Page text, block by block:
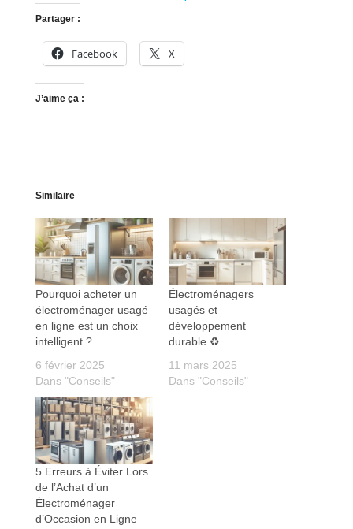
Partager :
Facebook X
J’aime ça :
Similaire
Pourquoi acheter un
électroménager usagé
en ligne est un choix
intelligent ?
6 février 2025
Dans "Conseils"
Électroménagers
usagés et
développement
durable ♻️
11 mars 2025
Dans "Conseils"
5 Erreurs à Éviter Lors
de l’Achat d’un
Électroménager
d’Occasion en Ligne